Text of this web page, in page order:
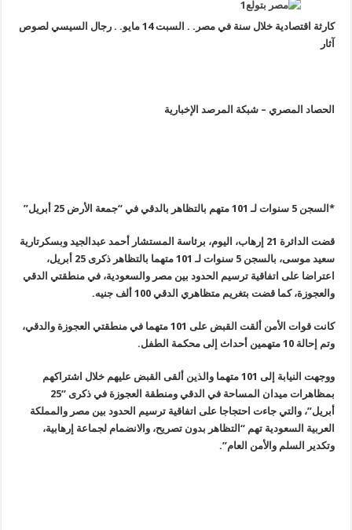
كارثة اقتصادية خلال سنة في مصر. . السبت 14 مايو. . رجال السيسي لصوص
آثار
الحصاد المصري – شبكة المرصد الإخبارية
* السجن 5 سنوات لـ 101 متهم بالتظاهر بالدقي في “جمعة الأرض 25 أبريل ”
قضت الدائرة 21 إرهاب، اليوم، برئاسة المستشار أحمد عبدالجيد وبسكرتارية
سعيد موسى، بالسجن 5 سنوات لـ 101 متهما بالتظاهر ذكرى 25 أبريل،
اعتراضا على اتفاقية ترسيم الحدود بين مصر والسعودية، في منطقتي الدقي
والعجوزة، كما قضت بتغريم متظاهري الدقي 100 ألف جنيه
.
كانت قوات الأمن ألقت القبض على 101 متهما في منطقتي العجوزة والدقي،
وتم إحالة 10 متهمين أحداث إلى محكمة الطفل
.
ووجهت النيابة إلى 101 متهما والذين ألقى القبض عليهم خلال اشتراكهم
بمظاهرات ميدان المساحة في الدقي ومنطقة العجوزة في ذكرى “25
أبريل”، والتي جاءت احتجاجا على اتفاقية ترسيم الحدود بين مصر والمملكة
العربية السعودية تهم“ التظاهر بدون تصريح، والانضمام لجماعة إرهابية،
وتكدير السلم والأمن العام”.